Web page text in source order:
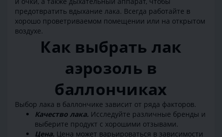
предотвратить вдыхание лака. Всегда работайте в
хорошо проветриваемом помещении или на открытом
воздухе.
Как выбрать лак
аэрозоль в
баллончиках
Выбор лака в баллончике зависит от ряда факторов.
Качество лака. Исследуйте различные бренды и
выберите продукт с хорошими отзывами.
Цена. Цена может варьироваться в зависимости